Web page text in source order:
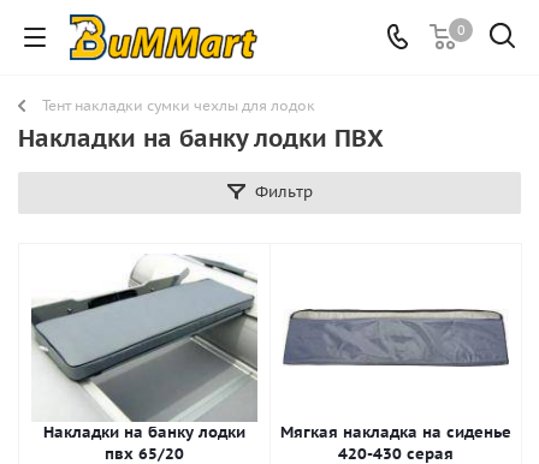
0
Тент накладки сумки чехлы для лодок
Накладки на банку лодки ПВХ
Фильтр
Накладки на банку лодки
пвх 65/20
Мягкая накладка на сиденье
420-430 серая